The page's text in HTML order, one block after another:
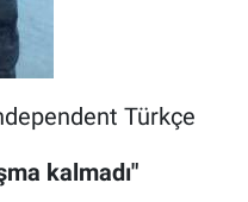
Türkçe
kalmadı"